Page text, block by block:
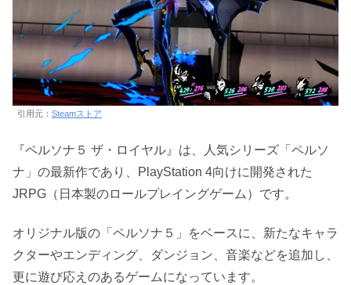
引用元： Steamストア
『ペルソナ５ ザ・ロイヤル』は、人気シリーズ「ペルソ
ナ」の最新作であり、PlayStation 4向けに開発された
JRPG（日本製のロールプレイングゲーム）です。
オリジナル版の「ペルソナ５」をベースに、新たなキャラ
クターやエンディング、ダンジョン、音楽などを追加し、
更に遊び応えのあるゲームになっています。